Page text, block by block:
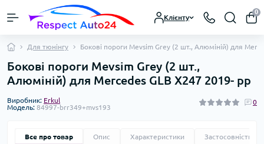
Клієнту
0
Для тюнінгу Бокові пороги Mevsim Grey (2 шт., Алюміній) для
Бокові пороги Mevsim Grey (2 шт.,
Алюміній) для Mercedes GLB X247 2019- рр
Виробник: Erkul
Модель: 84997-brr349+mvs193
0
Все про товар Опис Характеристики Застосовність